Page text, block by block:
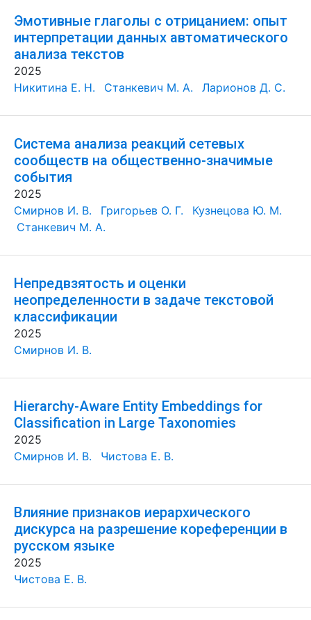
Эмотивные глаголы с отрицанием: опыт
интерпретации данных автоматического
анализа текстов
2025
Никитина Е. Н.
Станкевич М. А. Ларионов Д. С.
Система анализа реакций сетевых
сообществ на общественно-значимые
события
2025
Смирнов И. В.
Григорьев О. Г.
Кузнецова Ю. М.
Станкевич М. А.
Непредвзятость и оценки
неопределенности в задаче текстовой
классификации
2025
Смирнов И. В.
Hierarchy-Aware Entity Embeddings for
Classification in Large Taxonomies
2025
Смирнов И. В.
Чистова Е. В.
Влияние признаков иерархического
дискурса на разрешение кореференции в
русском языке
2025
Чистова Е. В.